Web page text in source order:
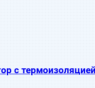
с